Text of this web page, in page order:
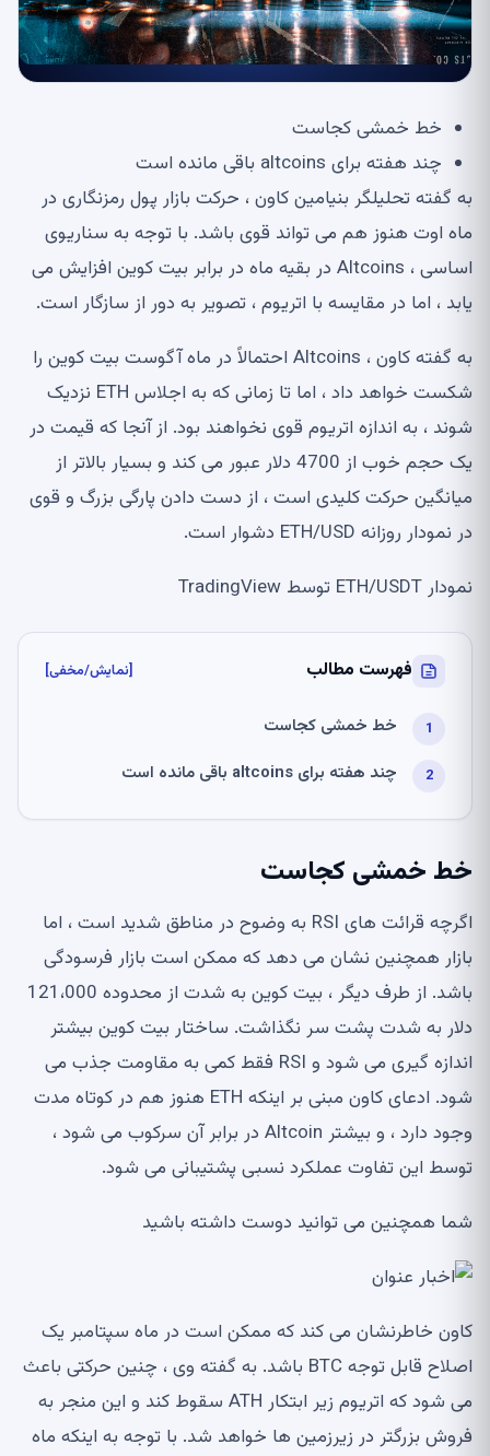
خط خمشی کجاست
چند هفته برای altcoins باقی مانده است
به گفته تحلیلگر بنیامین کاون ، حرکت بازار پول رمزنگاری در
ماه اوت هنوز هم می تواند قوی باشد. با توجه به سناریوی
اساسی ، Altcoins در بقیه ماه در برابر بیت کوین افزایش می
یابد ، اما در مقایسه با اتریوم ، تصویر به دور از سازگار است.
به گفته کاون ، Altcoins احتمالاً در ماه آگوست بیت کوین را
شکست خواهد داد ، اما تا زمانی که به اجلاس ETH نزدیک
شوند ، به اندازه اتریوم قوی نخواهند بود. از آنجا که قیمت در
یک حجم خوب از 4700 دلار عبور می کند و بسیار بالاتر از
میانگین حرکت کلیدی است ، از دست دادن پارگی بزرگ و قوی
در نمودار روزانه ETH/USD دشوار است.
نمودار ETH/USDT توسط TradingView
فهرست مطالب [نمایش/مخفی]
خط خمشی کجاست
چند هفته برای altcoins باقی مانده است
خط خمشی کجاست
اگرچه قرائت های RSI به وضوح در مناطق شدید است ، اما
بازار همچنین نشان می دهد که ممکن است بازار فرسودگی
باشد. از طرف دیگر ، بیت کوین به شدت از محدوده 121،000
دلار به شدت پشت سر نگذاشت. ساختار بیت کوین بیشتر
اندازه گیری می شود و RSI فقط کمی به مقاومت جذب می
شود. ادعای کاون مبنی بر اینکه ETH هنوز هم در کوتاه مدت
وجود دارد ، و بیشتر Altcoin در برابر آن سرکوب می شود ،
توسط این تفاوت عملکرد نسبی پشتیبانی می شود.
شما همچنین می توانید دوست داشته باشید
کاون خاطرنشان می کند که ممکن است در ماه سپتامبر یک
اصلاح قابل توجه BTC باشد. به گفته وی ، چنین حرکتی باعث
می شود که اتریوم زیر ابتکار ATH سقوط کند و این منجر به
فروش بزرگتر در زیرزمین ها خواهد شد. با توجه به اینکه ماه